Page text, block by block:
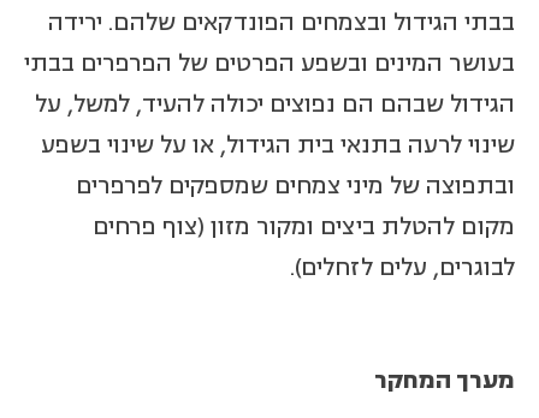
בבתי הגידול ובצמחים הפונדקאים שלהם. ירידה
בעושר המינים ובשפע הפרטים של הפרפרים בבתי
הגידול שבהם הם נפוצים יכולה להעיד, למשל, על
שינוי לרעה בתנאי בית הגידול, או על שינוי בשפע
ובתפוצה של מיני צמחים שמספקים לפרפרים
מקום להטלת ביצים ומקור מזון (צוף פרחים
לבוגרים, עלים לזחלים).
מערך המחקר